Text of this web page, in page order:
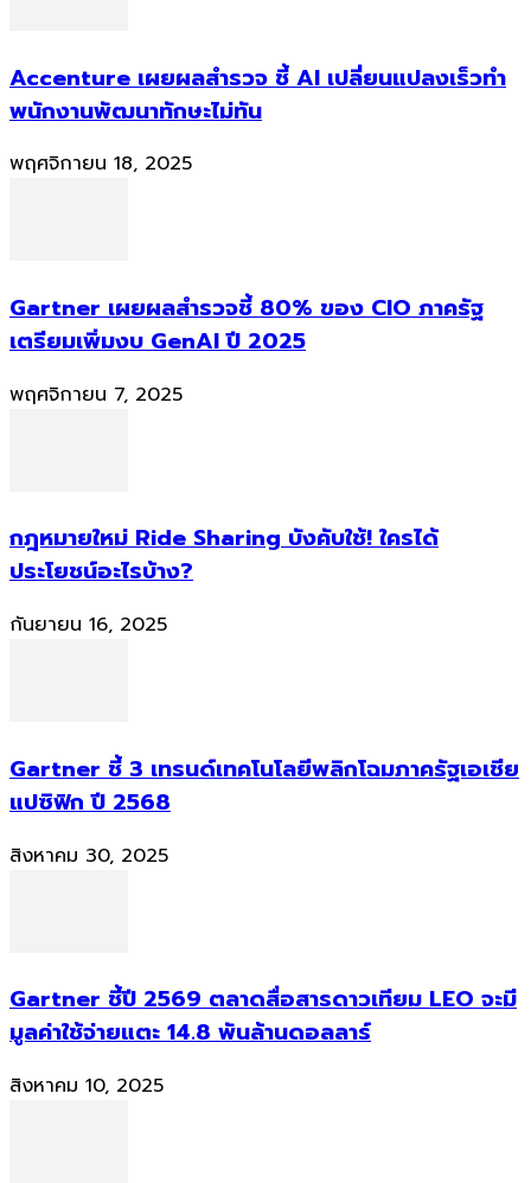
Accenture เผยผลสำรวจ ชี้ AI เปลี่ยนแปลงเร็วทำ
พนักงานพัฒนาทักษะไม่ทัน
พฤศจิกายน 18, 2025
Gartner เผยผลสำรวจชี้ 80% ของ CIO ภาครัฐ
เตรียมเพิ่มงบ GenAI ปี 2025
พฤศจิกายน 7, 2025
กฎหมายใหม่ Ride Sharing บังคับใช้! ใครได้
ประโยชน์อะไรบ้าง?
กันยายน 16, 2025
Gartner ชี้ 3 เทรนด์เทคโนโลยีพลิกโฉมภาครัฐเอเชีย
แปซิฟิก ปี 2568
สิงหาคม 30, 2025
Gartner ชี้ปี 2569 ตลาดสื่อสารดาวเทียม LEO จะมี
มูลค่าใช้จ่ายแตะ 14.8 พันล้านดอลลาร์
สิงหาคม 10, 2025